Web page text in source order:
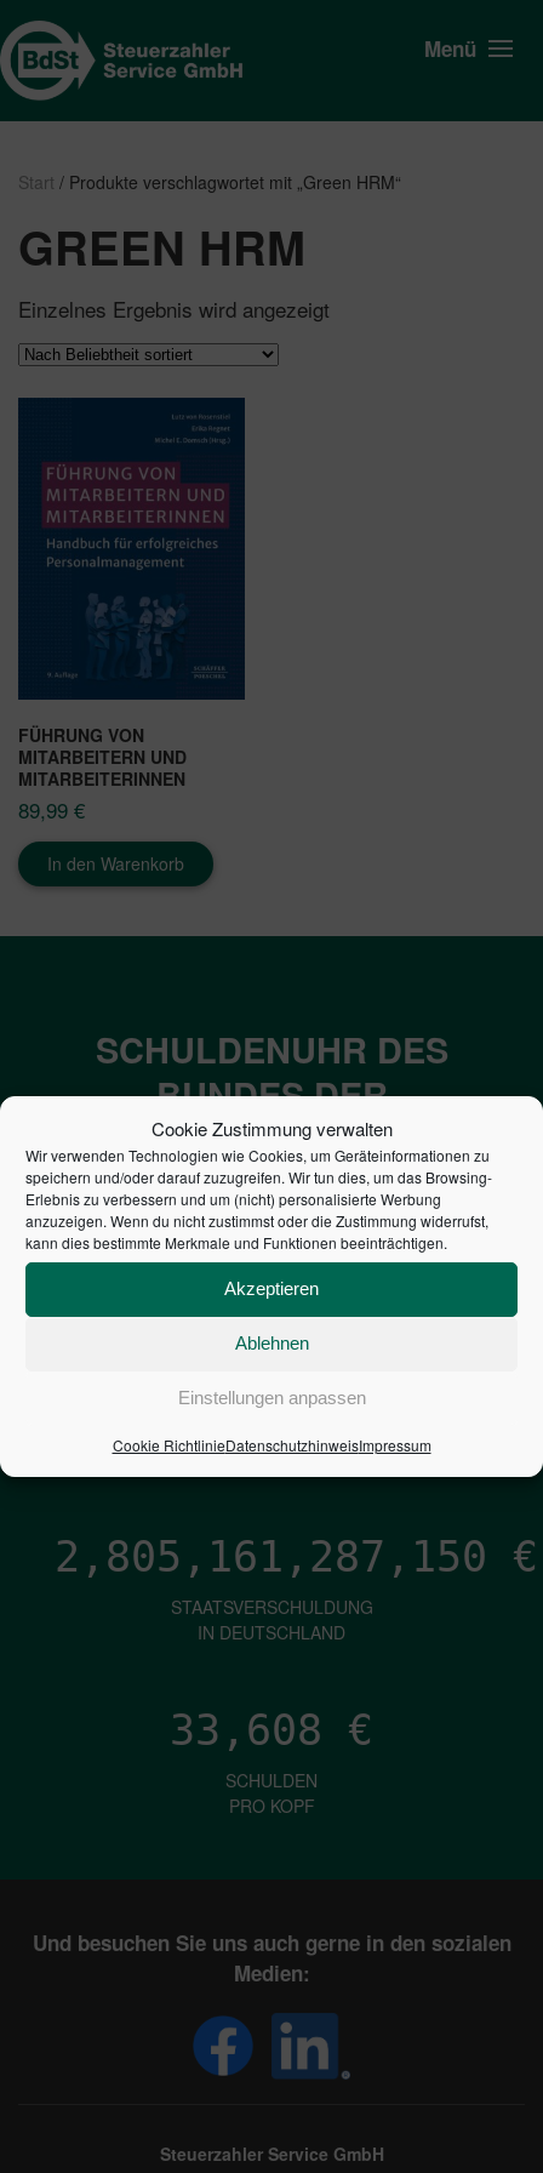
Cookie Zustimmung verwalten
Wir verwenden Technologien wie Cookies, um Geräteinformationen zu
speichern und/oder darauf zuzugreifen. Wir tun dies, um das Browsing-
Erlebnis zu verbessern und um (nicht) personalisierte Werbung
anzuzeigen. Wenn du nicht zustimmst oder die Zustimmung widerrufst,
kann dies bestimmte Merkmale und Funktionen beeinträchtigen.
Akzeptieren
Ablehnen
Einstellungen anpassen
Cookie RichtlinieDatenschutzhinweisImpressum
Menü
Start / Produkte verschlagwortet mit „Green HRM“
GREEN HRM
Einzelnes Ergebnis wird angezeigt
FÜHRUNG VON
MITARBEITERN UND
MITARBEITERINNEN
89,99 €
In den Warenkorb
SCHULDENUHR DES
BUNDES DER
STEUERZAHLER
7,052€
NEUVERSCHULDUNG
PRO SEKUNDE
1,601€
PRO SEKUNDE
2,805,161,287,996 €
STAATSVERSCHULDUNG
IN DEUTSCHLAND
33,608 €
SCHULDEN
PRO KOPF
Und besuchen Sie uns auch gerne in den sozialen
Medien:
Steuerzahler Service GmbH